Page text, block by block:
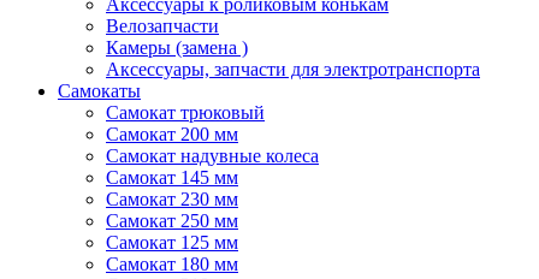
Велозапчасти
Камеры (замена )
Аксессуары, запчасти для электротранспорта
Самокаты
Самокат трюковый
Самокат 200 мм
Самокат надувные колеса
Самокат 145 мм
Самокат 230 мм
Самокат 250 мм
Самокат 125 мм
Самокат 180 мм